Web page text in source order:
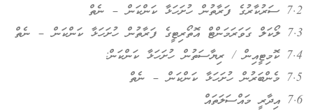
7.2 ސަރުކާރުގެ ފަރާތުން ހުށަހަޅާ ކަންކަން – ނެތް
7.3 ލޯކަލް ގަވަރަމަންޓް އޮތޯރިޓީގެ ފަރާތުން ހުށަހަޅާ ކަންކަން – ނެތް
7.4 ކޮމިޓީއިން / ރިޔާސަތުން ހުށަހަޅާ ކަންކަން:
7.5 މެންބަރުން ހުށަހަޅާ ކަންކަން – ނެތް
7.6 އިދާރީ މައްސަލަތައް